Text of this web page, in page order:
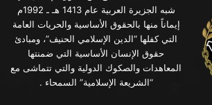
شبه الجزيرة العربية عام 1413 هـ ـ 1992م
إيماناً منها بالحقوق الأساسية والحريات العامة
التي كفلها “الدين الإسلامي الحنيف”، ومبادئ
حقوق الإنسان الأساسية التي ضمنتها
المعاهدات والصكوك الدولية والتي تتماشى مع
“الشريعة الإسلامية” السمحاء .